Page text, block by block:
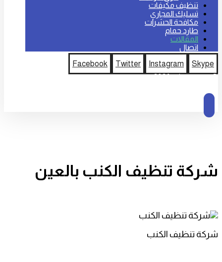
تنظيف مكيفات
تسليك المجاري
مكافحة الحشرات
طارد حمام
المقالات
اتصال
Facebook
Twitter Instagram
Skype
© حقوق النشر 2026
شركة تنظيف الكنب بالعين
شركة تنظيف الكنب